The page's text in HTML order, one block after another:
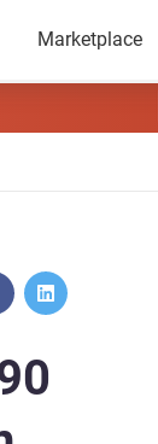
Marketplace